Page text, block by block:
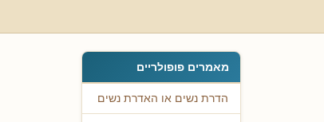
מאמרים פופולריים
הדרת נשים או האדרת נשים